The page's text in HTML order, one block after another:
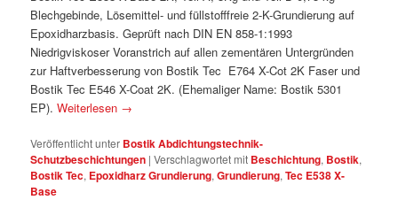
Blechgebinde, Lösemittel- und füllstofffreie 2-K-Grundierung auf
Epoxidharzbasis. Geprüft nach DIN EN 858-1:1993
Niedrigviskoser Voranstrich auf allen zementären Untergründen
zur Haftverbesserung von Bostik Tec E764 X-Cot 2K Faser und
Bostik Tec E546 X-Coat 2K. (Ehemaliger Name: Bostik 5301
EP).Weiterlesen →
Veröffentlicht unter Bostik Abdichtungstechnik-
Schutzbeschichtungen |Verschlagwortet mit Beschichtung, Bostik,
Bostik Tec, Epoxidharz Grundierung,Grundierung,Tec E538 X-
Base